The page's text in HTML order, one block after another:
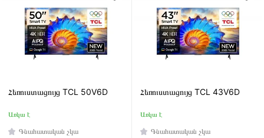
50Hz
60Hz
Wi-
Fi
Հեռուստացույց TCL 50V6D
Առկա է
Գնահատական չկա
Հեռուստացույց TCL 43V6D
Առկա է
Գնահատական չկա